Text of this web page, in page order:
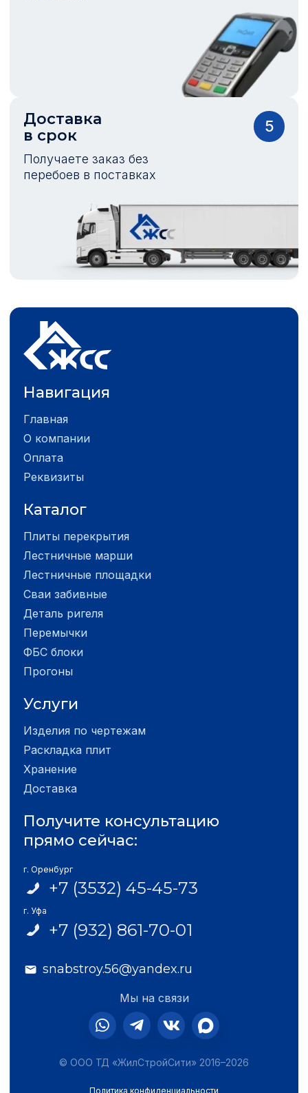
Доставка
в срок
Получаете заказ без
перебоев в поставках
5
Навигация
Главная
О компании
Оплата
Реквизиты
Каталог
Плиты перекрытия
Лестничные марши
Лестничные площадки
Сваи забивные
Деталь ригеля
Перемычки
ФБС блоки
Прогоны
Услуги
Изделия по чертежам
Раскладка плит
Хранение
Доставка
Получите консультацию
прямо сейчас:
г. Оренбург
+7 (3532) 45-45-73
г. Уфа
+7 (932) 861-70-01
snabstroy.56@yandex.ru
Мы на связи
© ООО ТД «ЖилСтройСити» 2016–2026
Политика конфиденциальности